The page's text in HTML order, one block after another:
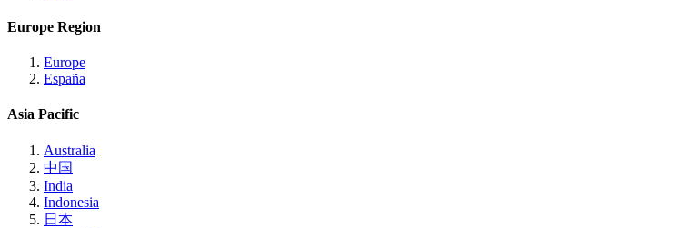
Europe Region
Europe
España
Asia Pacific
Australia
中国
India
Indonesia
日本